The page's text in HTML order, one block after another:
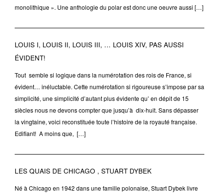
monolithique ». Une anthologie du polar est donc une oeuvre aussi […]
LOUIS I, LOUIS II, LOUIS III, … LOUIS XIV, PAS AUSSI
ÉVIDENT!
Tout semble si logique dans la numérotation des rois de France, si
évident… inéluctable. Cette numérotation si rigoureuse s’impose par sa
simplicité, une simplicité d’autant plus évidente qu’ en dépit de 15
siècles nous ne devons compter que jusqu’à dix-huit. Sans dépasser
la vingtaine, voici reconstituée toute l’histoire de la royauté française.
Edifiant! A moins que, […]
LES QUAIS DE CHICAGO , STUART DYBEK
Né à Chicago en 1942 dans une famille polonaise, Stuart Dybek livre